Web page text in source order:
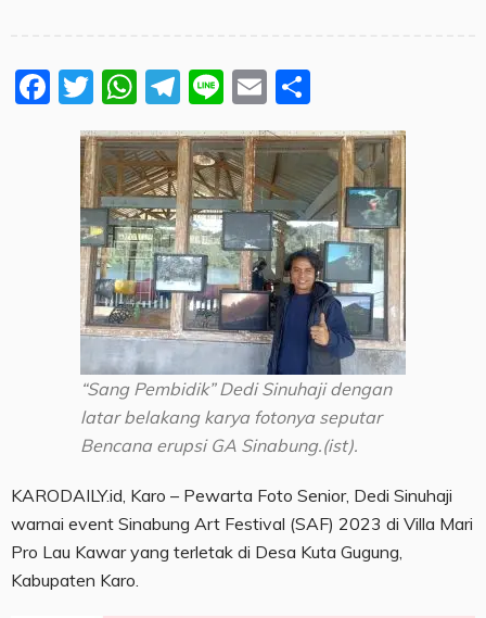
Facebook
Twitter
WhatsApp
Telegram
LineEmail
“Sang Pembidik” Dedi Sinuhaji dengan
latar belakang karya fotonya seputar
Bencana erupsi GA Sinabung.(ist).
KARODAILY.id, Karo – Pewarta Foto Senior, Dedi Sinuhaji
warnai event Sinabung Art Festival (SAF) 2023 di Villa Mari
Pro Lau Kawar yang terletak di Desa Kuta Gugung,
Kabupaten Karo.